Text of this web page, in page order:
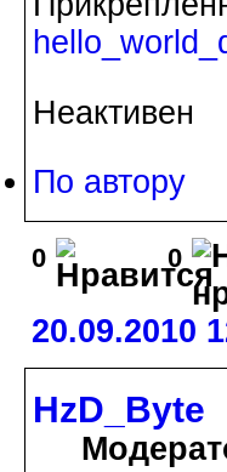
Неактивен
По автору
0 0
20.09.2010
HzD_Byte